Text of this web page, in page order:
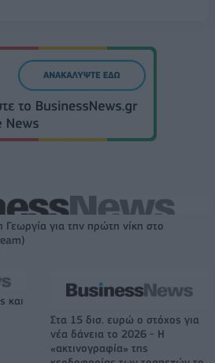
για την πρώτη νίκη στο
και
Στα 15 δισ. ευρώ ο στόχος για
νέα δάνεια το 2026 - Η
«ακτινογραφία» της